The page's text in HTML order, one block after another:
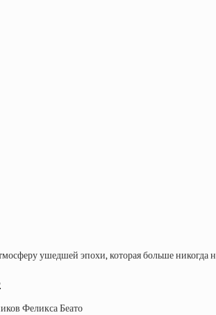
ушедшей эпохи, которая больше никогда
Феликса Беато